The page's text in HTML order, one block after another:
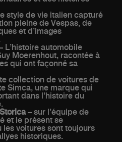
style de vie italien capturé
pleine de Vespas, de
et d’images
L’histoire automobile
Moerenhout, racontée à
qui ont façonné sa
collection de voitures de
Simca, une marque qui
dans l’histoire du
– sur l’équipe de
et le présent se
les voitures sont toujours
historiques.